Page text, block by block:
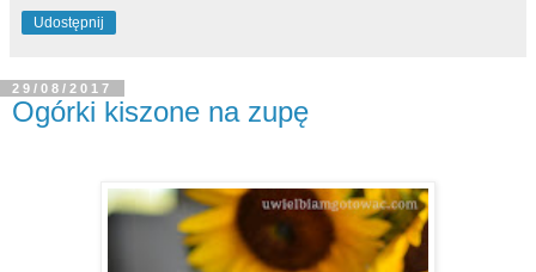
Udostępnij
29/08/2017
Ogórki kiszone na zupę